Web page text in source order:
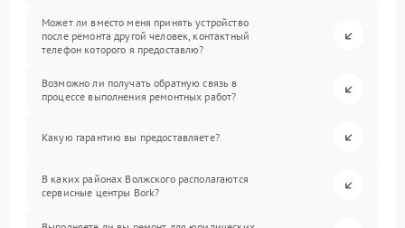
Может ли вместо меня принять устройство
после ремонта другой человек, контактный
телефон которого я предоставлю?
Возможно ли получать обратную связь в
процессе выполнения ремонтных работ?
Какую гарантию вы предоставляете?
В каких районах Волжского располагаются
сервисные центры Bork?